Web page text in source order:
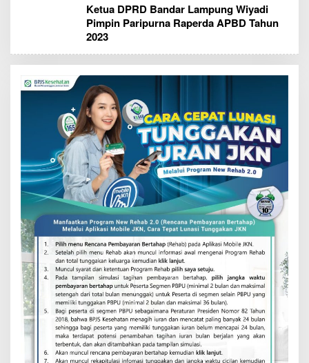
Ketua DPRD Bandar Lampung Wiyadi
Pimpin Paripurna Raperda APBD Tahun
2023